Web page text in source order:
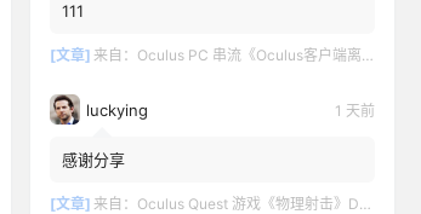
111
[文章] 来自： Oculus PC 串流《Oculus客户端离线版》最新版下载
luckying 1 天前
感谢分享
[文章] 来自： Oculus Quest 游戏《物理射击》DOWNSHOT